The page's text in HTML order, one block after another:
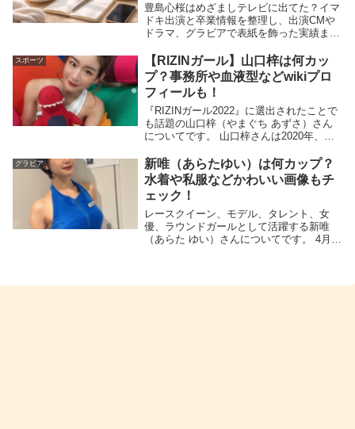
豊島心桜はめざましテレビに出てた？イマ
ドキ出演と卒業情報を整理し、出演CMや
ドラマ、グラビアで表紙を飾った実績まで
スポーツ
【RIZINガール】山口梓は何カッ
プ？事務所や血液型などwikiプロ
フィールも！
『RIZINガール2022』に選出されたことで
も話題の山口梓（やまぐち あずさ）さん
についてです。 山口梓さんは2020年、
ル』に選出されたことでも注目を集めてい
ますよね！ ※追記9/25 『R...
グラビア
新唯（あらたゆい）は何カップ？
水着や私服などかわいい画像もチ
ェック！
レースクイーン、モデル、タレント、女
優、ラウンドガールとして活躍する新唯
（あらた ゆい）さんについてです。 4月8